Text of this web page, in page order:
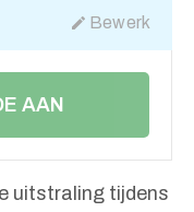
Bewerk
AAN
uitstraling tijdens